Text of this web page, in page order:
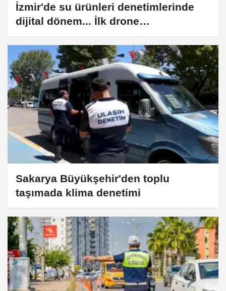
İzmir'de su ürünleri denetimlerinde
dijital dönem... İlk drone
operasyonunda kaçak avcılık
yakalandı
Sakarya Büyükşehir'den toplu
taşımada klima denetimi